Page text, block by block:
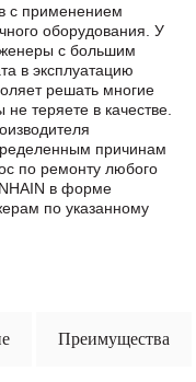
с применением
оборудования. У
с большим
в эксплуатацию
решать многие
теряете в качестве.
причинам
по ремонту любого
в формe
по указанному
Преимущества